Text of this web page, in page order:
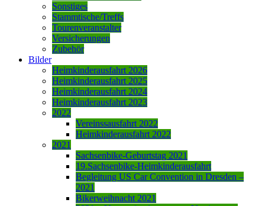
Sonstiges
Stammtische/Treffs
Tourenveranstalter
Versicherungen
Zubehör
Bilder
Heimkinderausfahrt 2026
Heimkinderausfahrt 2025
Heimkinderausfahrt 2024
Heimkinderausfahrt 2023
2022
Vereinssausfahrt 2022
Heimkinderausfahrt 2022
2021
Sachsenbike-Geburtstag 2021
19.Sachsenbike-Heimkinderausfahrt
Begleitung US Car Convention in Dresden –
2021
Bikerweihnacht 2021